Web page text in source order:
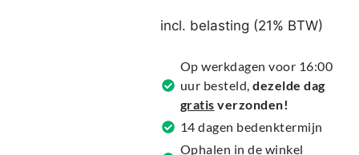
r
t
v
e
incl. belasting (21% BTW)
Op werkdagen voor 16:00
uur besteld,dezelde dag
gratis verzonden!
14 dagen bedenktermijn
Ophalen in de winkel